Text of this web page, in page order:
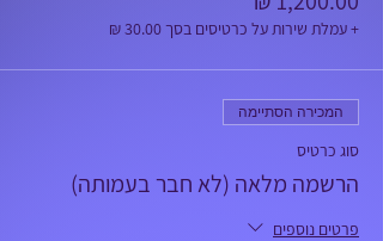
+ עמלת שירות על כרטיסים בסך ‏30.00 ‏₪
המכירה הסתיימה
סוג כרטיס
הרשמה מלאה (לא חבר בעמותה)
פרטים נוספים